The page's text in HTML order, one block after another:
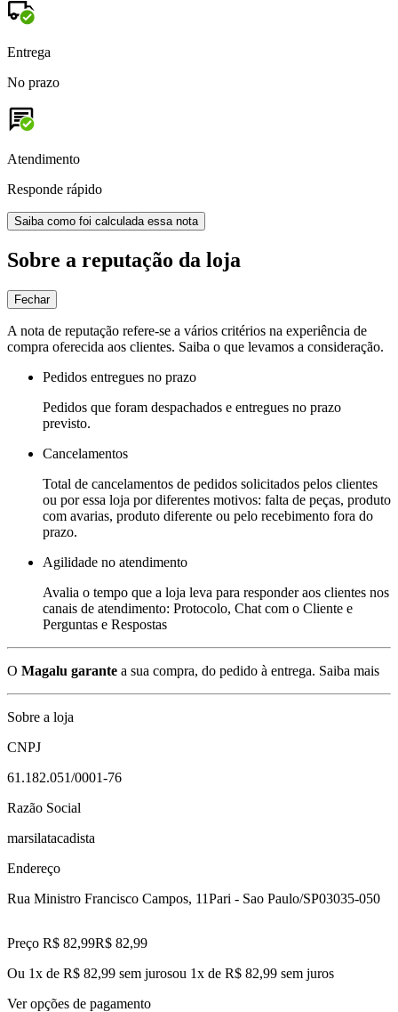
Entrega
No prazo
Atendimento
Responde rápido
Saiba como foi calculada essa nota
Sobre a reputação da loja
Fechar
A nota de reputação refere-se a vários critérios na experiência de
compra oferecida aos clientes. Saiba o que levamos a consideração.
Pedidos entregues no prazo
Pedidos que foram despachados e entregues no prazo
previsto.
Cancelamentos
Total de cancelamentos de pedidos solicitados pelos clientes
ou por essa loja por diferentes motivos: falta de peças, produto
com avarias, produto diferente ou pelo recebimento fora do
prazo.
Agilidade no atendimento
Avalia o tempo que a loja leva para responder aos clientes nos
canais de atendimento: Protocolo, Chat com o Cliente e
Perguntas e Respostas
O Magalu garante a sua compra, do pedido à entrega. Saiba mais
Sobre a loja
CNPJ
61.182.051/0001-76
Razão Social
marsilatacadista
Endereço
Rua Ministro Francisco Campos, 11Pari - Sao Paulo/SP03035-050
Preço R$ 82,99R$ 82,99
Ou 1x de R$ 82,99 sem jurosou 1x de R$ 82,99 sem juros
Ver opções de pagamento